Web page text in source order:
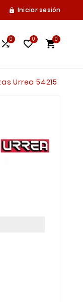
 Iniciar sesión
0 0 0
Urrea 54215